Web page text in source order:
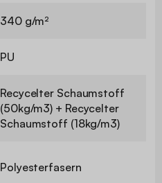
340 g/m²
PU
Recycelter Schaumstoff
(50kg/m3) + Recycelter
Schaumstoff (18kg/m3)
Polyesterfasern